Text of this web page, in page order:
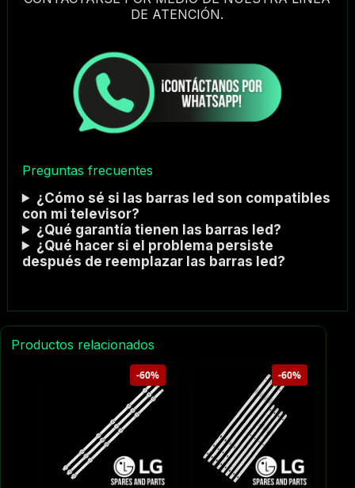
DE ATENCIÓN.
Preguntas frecuentes
¿Cómo sé si las barras led son compatibles
con mi televisor?
¿Qué garantía tienen las barras led?
¿Qué hacer si el problema persiste
después de reemplazar las barras led?
Productos relacionados
-60% -60%